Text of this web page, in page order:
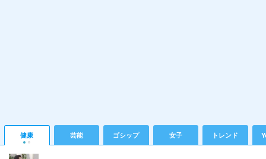
健康 芸能 ゴシップ 女子 トレンド